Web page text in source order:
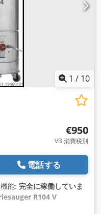
1 / 10
€950
VB 消費税別
電話する
能: 完全に稼働していま
R104 V